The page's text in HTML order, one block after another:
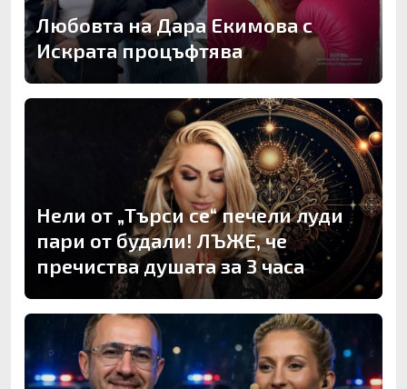
Любовта на Дара Екимова с
Искрата процъфтява
Нели от „Търси се“ печели луди
пари от будали! ЛЪЖЕ, че
пречиства душата за 3 часа